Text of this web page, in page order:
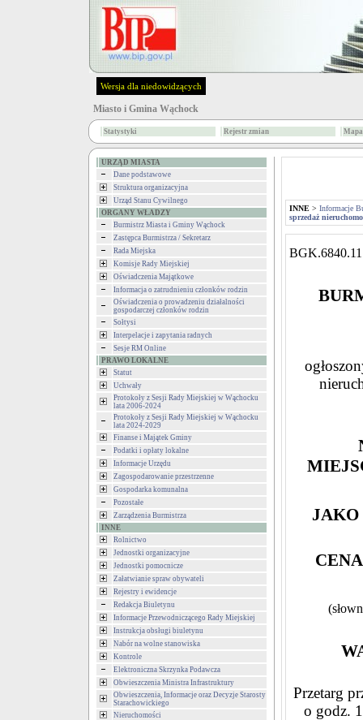
Wersja dla niedowidzących
Miasto i Gmina Wąchock
Statystyki Rejestr zmian
URZĄD MIASTA
Dane podstawowe
Struktura organizacyjna
Urząd Stanu Cywilnego
ORGANY WŁADZY
Burmistrz Miasta i Gminy Wąchock
Zastępca Burmistrza / Sekretarz
Rada Miejska
Komisje Rady Miejskiej
Oświadczenia Majątkowe
Informacja o zatrudnieniu członków rodzin
Oświadczenia o prowadzeniu działalności
gospodarczej członków rodzin
Sołtysi
Interpelacje i zapytania radnych
Sesje RM Online
PRAWO LOKALNE
Statut
Uchwały
Protokoły z Sesji Rady Miejskiej w Wąchocku
lata 2006-2024
Protokoły z Sesji Rady Miejskiej w Wąchocku
lata 2024-2029
Finanse i Majątek Gminy
Podatki i opłaty lokalne
Informacje Urzędu
Zagospodarowanie przestrzenne
Gospodarka komunalna
Pozostałe
Zarządzenia Burmistrza
INNE
Rolnictwo
Jednostki organizacyjne
Jednostki pomocnicze
Załatwianie spraw obywateli
Rejestry i ewidencje
Redakcja Biuletynu
Informacje Przewodniczącego Rady Miejskiej
Instrukcja obsługi biuletynu
Nabór na wolne stanowiska
Kontrole
Elektroniczna Skrzynka Podawcza
Obwieszczenia Ministra Infrastruktury
Obwieszczenia, Informacje oraz Decyzje Starosty
Starachowickiego
Nieruchomości
INNE > Informacje
sprzedaż
JAKO
Przetarg
o godz.